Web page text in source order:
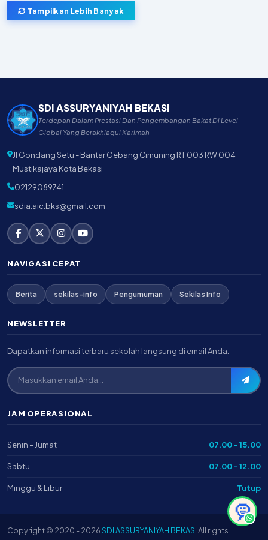
Tampilkan Lebih Banyak
SDI ASSURYANIYAH BEKASI
Terdepan Dalam Prestasi Dan Pengembangan Bakat Di Level
Global Yang Berakhlaqul Karimah
Jl Gondang Setu - Bantar Gebang Cimuning RT 003 RW 004
Mustikajaya Kota Bekasi
02129089741
sdia.aic.bks@gmail.com
NAVIGASI CEPAT
Berita sekilas-info Pengumuman Sekilas Info
NEWSLETTER
Dapatkan informasi terbaru sekolah langsung di email Anda.
JAM OPERASIONAL
Senin – Jumat 07.00 – 15.00
Sabtu 07.00 – 12.00
Minggu & Libur Tutup
Copyright © 2020 - 2026SDI ASSURYANIYAH BEKASIAll rights
🧕